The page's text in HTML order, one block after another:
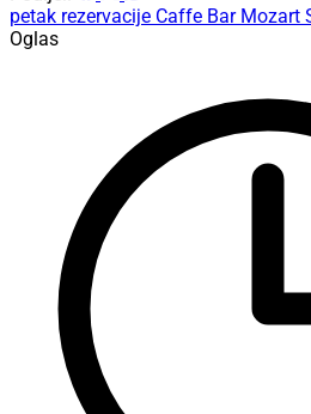
petak rezervacije Caffe Bar Mozart
Oglas